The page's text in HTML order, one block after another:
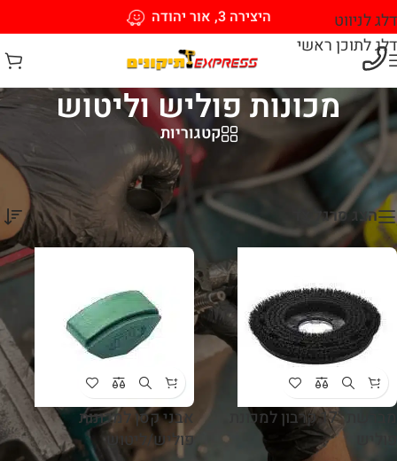
דלג לניווט
דלג לתוכן ראשי
היצירה 3, אור יהודה
מכונות פוליש וליטוש
קטגוריות
עמוד הבית/כלי עבודה חשמליים/מכונות פוליש וליטוש
מציג 1–12 מתוך 17 תוצאות
הצג סרגל צד
מברשת "17 קרבון למכונת
פוליש
אבני קסן למכונות
פוליש/ליטוש